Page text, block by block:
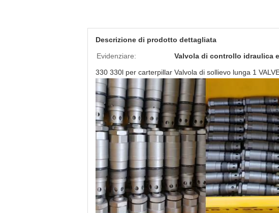
Descrizione di prodotto dettagliata
Evidenziare:
Valvola di controllo idraulica
330 330l per carterpillar Valvola di sollievo lunga 1